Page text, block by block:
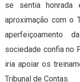
se sentia honrada
aproximação com o
aperfeiçoamento
sociedade confia no
iria apoiar os
Tribunal de Contas.